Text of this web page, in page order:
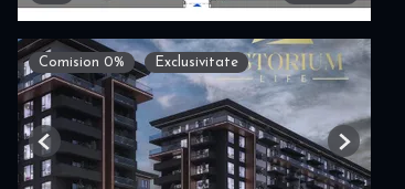
Comision 0% Exclusivitate
Previous Next